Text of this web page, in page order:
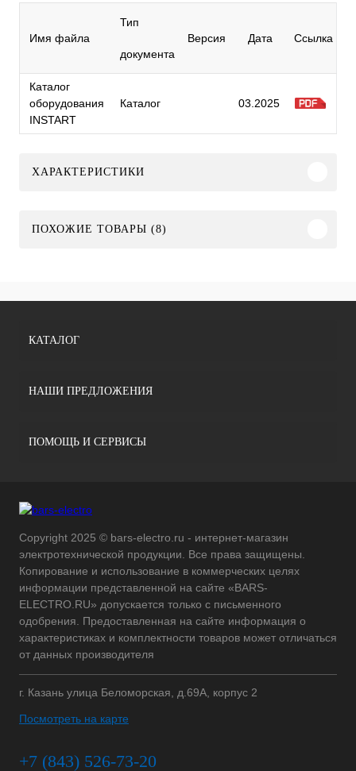
Имя файла
Тип
документа
Версия Дата Ссылка
Каталог
оборудования
INSTART
Каталог 03.2025
ХАРАКТЕРИСТИКИ
ПОХОЖИЕ ТОВАРЫ (8)
КАТАЛОГ
НАШИ ПРЕДЛОЖЕНИЯ
ПОМОЩЬ И СЕРВИСЫ
Copyright 2025 © bars-electro.ru - интернет-магазин
электротехнической продукции. Все права защищены.
Копирование и использование в коммерческих целях
информации представленной на сайте «BARS-
ELECTRO.RU» допускается только с письменного
одобрения. Предоставленная на сайте информация о
характеристиках и комплектности товаров может отличаться
от данных производителя
г. Казань улица Беломорская, д.69А, корпус 2
Посмотреть на карте
+7 (843) 526-73-20